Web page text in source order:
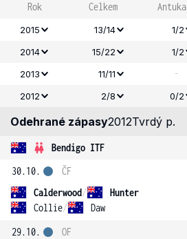
Rok Celkem Antuka
2015 13/14 1/2
2014
15/22 1/2
2013
11/11 -
2012
2/8 0/2
Odehrané zápasy2012Tvrdý p.
Bendigo ITF
30.10.
Calderwood/
Hunter
Collie/ Daw
ČF
29.10.
OF